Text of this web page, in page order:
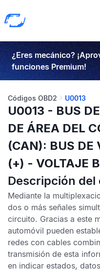
¿Eres mecánico?
funciones Premium!
Códigos OBD2 U0013
U0013 - BUS
DE ÁREA DEL
(CAN): BUS DE
(+) - VOLTAJE
Descripción del
Mediante la
dos o más señales
circuito. Gracias a este
automóvil pueden
redes con cables
transmisión de esta
en indicar estados,